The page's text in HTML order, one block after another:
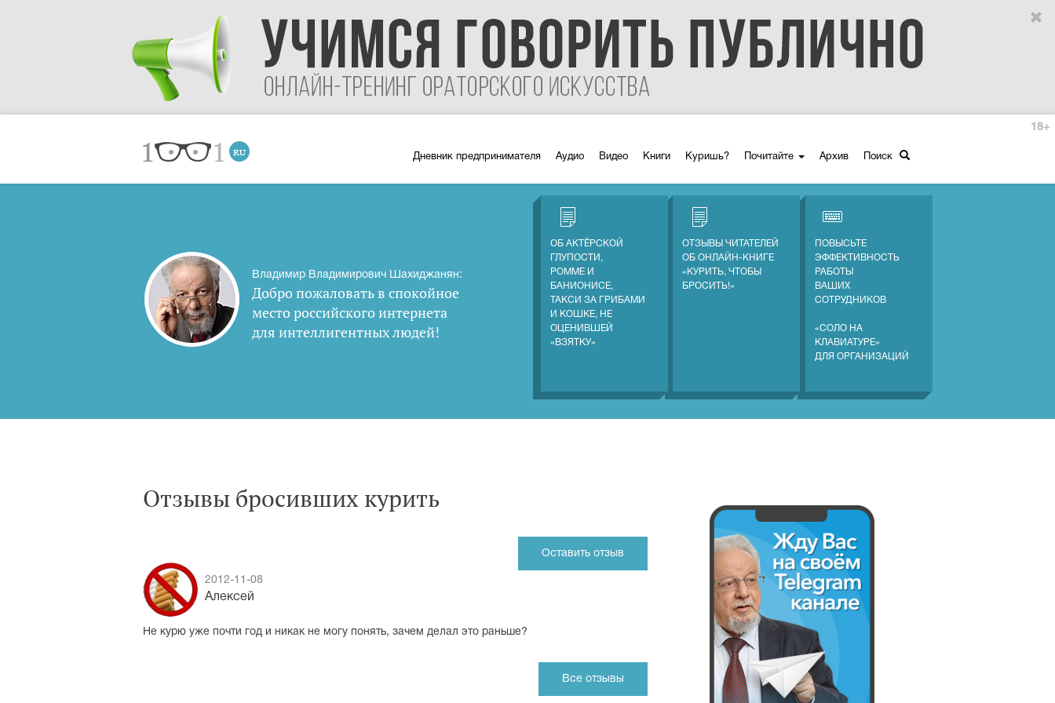
Дневник предпринимателя Аудио Видео Книги Куришь? Почитайте Архив Поиск
18+
Владимир Владимирович Шахиджанян:
Добро пожаловать в спокойное
место российского интернета
для интеллигентных людей!
ОБ АКТЁРСКОЙ
ГЛУПОСТИ,
РОММЕ И
БАНИОНИСЕ,
ТАКСИ ЗА ГРИБАМИ
И КОШКЕ, НЕ
ОЦЕНИВШЕЙ
«ВЗЯТКУ»
ОТЗЫВЫ ЧИТАТЕЛЕЙ
ОБ ОНЛАЙН-КНИГЕ
«КУРИТЬ, ЧТОБЫ
БРОСИТЬ!»
ПОВЫСЬТЕ
ЭФФЕКТИВНОСТЬ
РАБОТЫ
ВАШИХ
СОТРУДНИКОВ
«СОЛО НА
КЛАВИАТУРЕ»
ДЛЯ ОРГАНИЗАЦИЙ
Отзывы бросивших курить
Оставить отзыв
2012-11-08
Алексей
Не курю уже почти год и никак не могу понять, зачем делал это раньше?
Все отзывы